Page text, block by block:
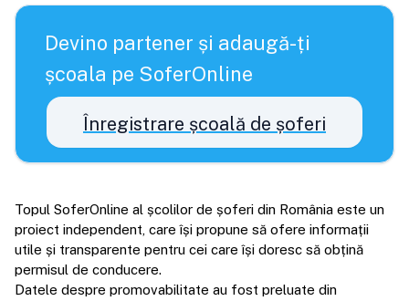
Devino partener și adaugă-ți
școala pe SoferOnline
Înregistrare școală de șoferi
Topul SoferOnline al școlilor de șoferi din România este un
proiect independent, care își propune să ofere informații
utile și transparente pentru cei care își doresc să obțină
permisul de conducere.
Datele despre promovabilitate au fost preluate din